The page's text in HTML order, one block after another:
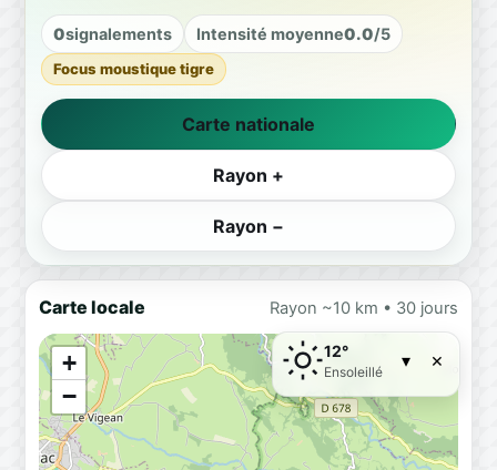
0signalements Intensité moyenne0.0/5
Focus moustique tigre
Carte nationale
Rayon +
Rayon −
Carte locale Rayon ~10 km • 30 jours
+
−
12°
Ensoleillé ▾ ×